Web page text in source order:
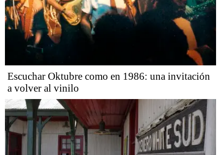
Escuchar Oktubre como en 1986: una invitación
a volver al vinilo